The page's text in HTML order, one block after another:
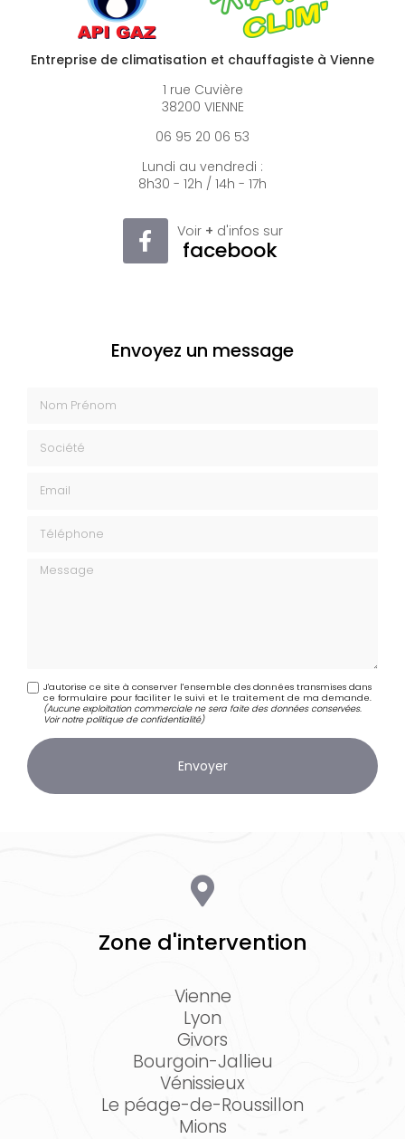
Entreprise de climatisation et chauffagiste à Vienne
1 rue Cuvière
38200 VIENNE
06 95 20 06 53
Lundi au vendredi :
8h30 - 12h / 14h - 17h
Voir + d'infos sur
facebook
Envoyez un message
Message
J'autorise ce site à conserver l'ensemble des données transmises dans
ce formulaire pour faciliter le suivi et le traitement de ma demande.
(Aucune exploitation commerciale ne sera faite des données conservées.
Voir notrepolitique de confidentialité)
Zone d'intervention
Vienne
Lyon
Givors
Bourgoin-Jallieu
Vénissieux
Le péage-de-Roussillon
Mions